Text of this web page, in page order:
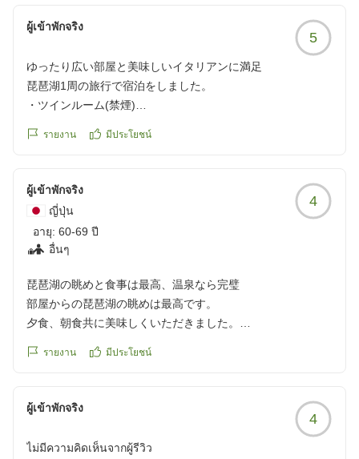
reviewId=33123478368969
ผู้เข้าพักจริง
5
ゆったり広い部屋と美味しいイタリアンに満足
琵琶湖1周の旅行で宿泊をしました。
・ツインルーム(禁煙)
のプランで予約です。
たりTVが視界に入ったりするのですが、机と椅子?
あれ?
と、不思議な感じでした。
部屋の形がL字を横にした感じで横長でしたが、とても広く
感じられとてもゆったり過ごすことができました。
翌日に竹生島に行く予定でしたので、目の前に港があるので
朝もゆっくりできました。
部屋の照明も明るく、翌日の予定をガイドブックやタブレッ
夕食は言うことなく、大変おいしくいただきました。
で、これくらいの品数がいいかもしれません。
大浴場は、大浴場というほどの大きさではありませんでした
が、露天ジャグジーは大変心地よく1日の疲れがしっかりと
รายงาน มีประโยชน์
ผู้เข้าพักจริง
ญี่ปุ่น
อายุ: 60-69 ปี
อื่นๆ
4
琵琶湖の眺めと食事は最高、温泉なら完璧
部屋からの琵琶湖の眺めは最高です。
夕食、朝食共に美味しくいただきました。
す。
https://review.travel.rakuten.co.jp/hotel/voice/16047?
reviewId=33123478423469
รายงาน มีประโยชน์
ผู้เข้าพักจริง
4
ไม่มีความคิดเห็นจากผู้รีวิว